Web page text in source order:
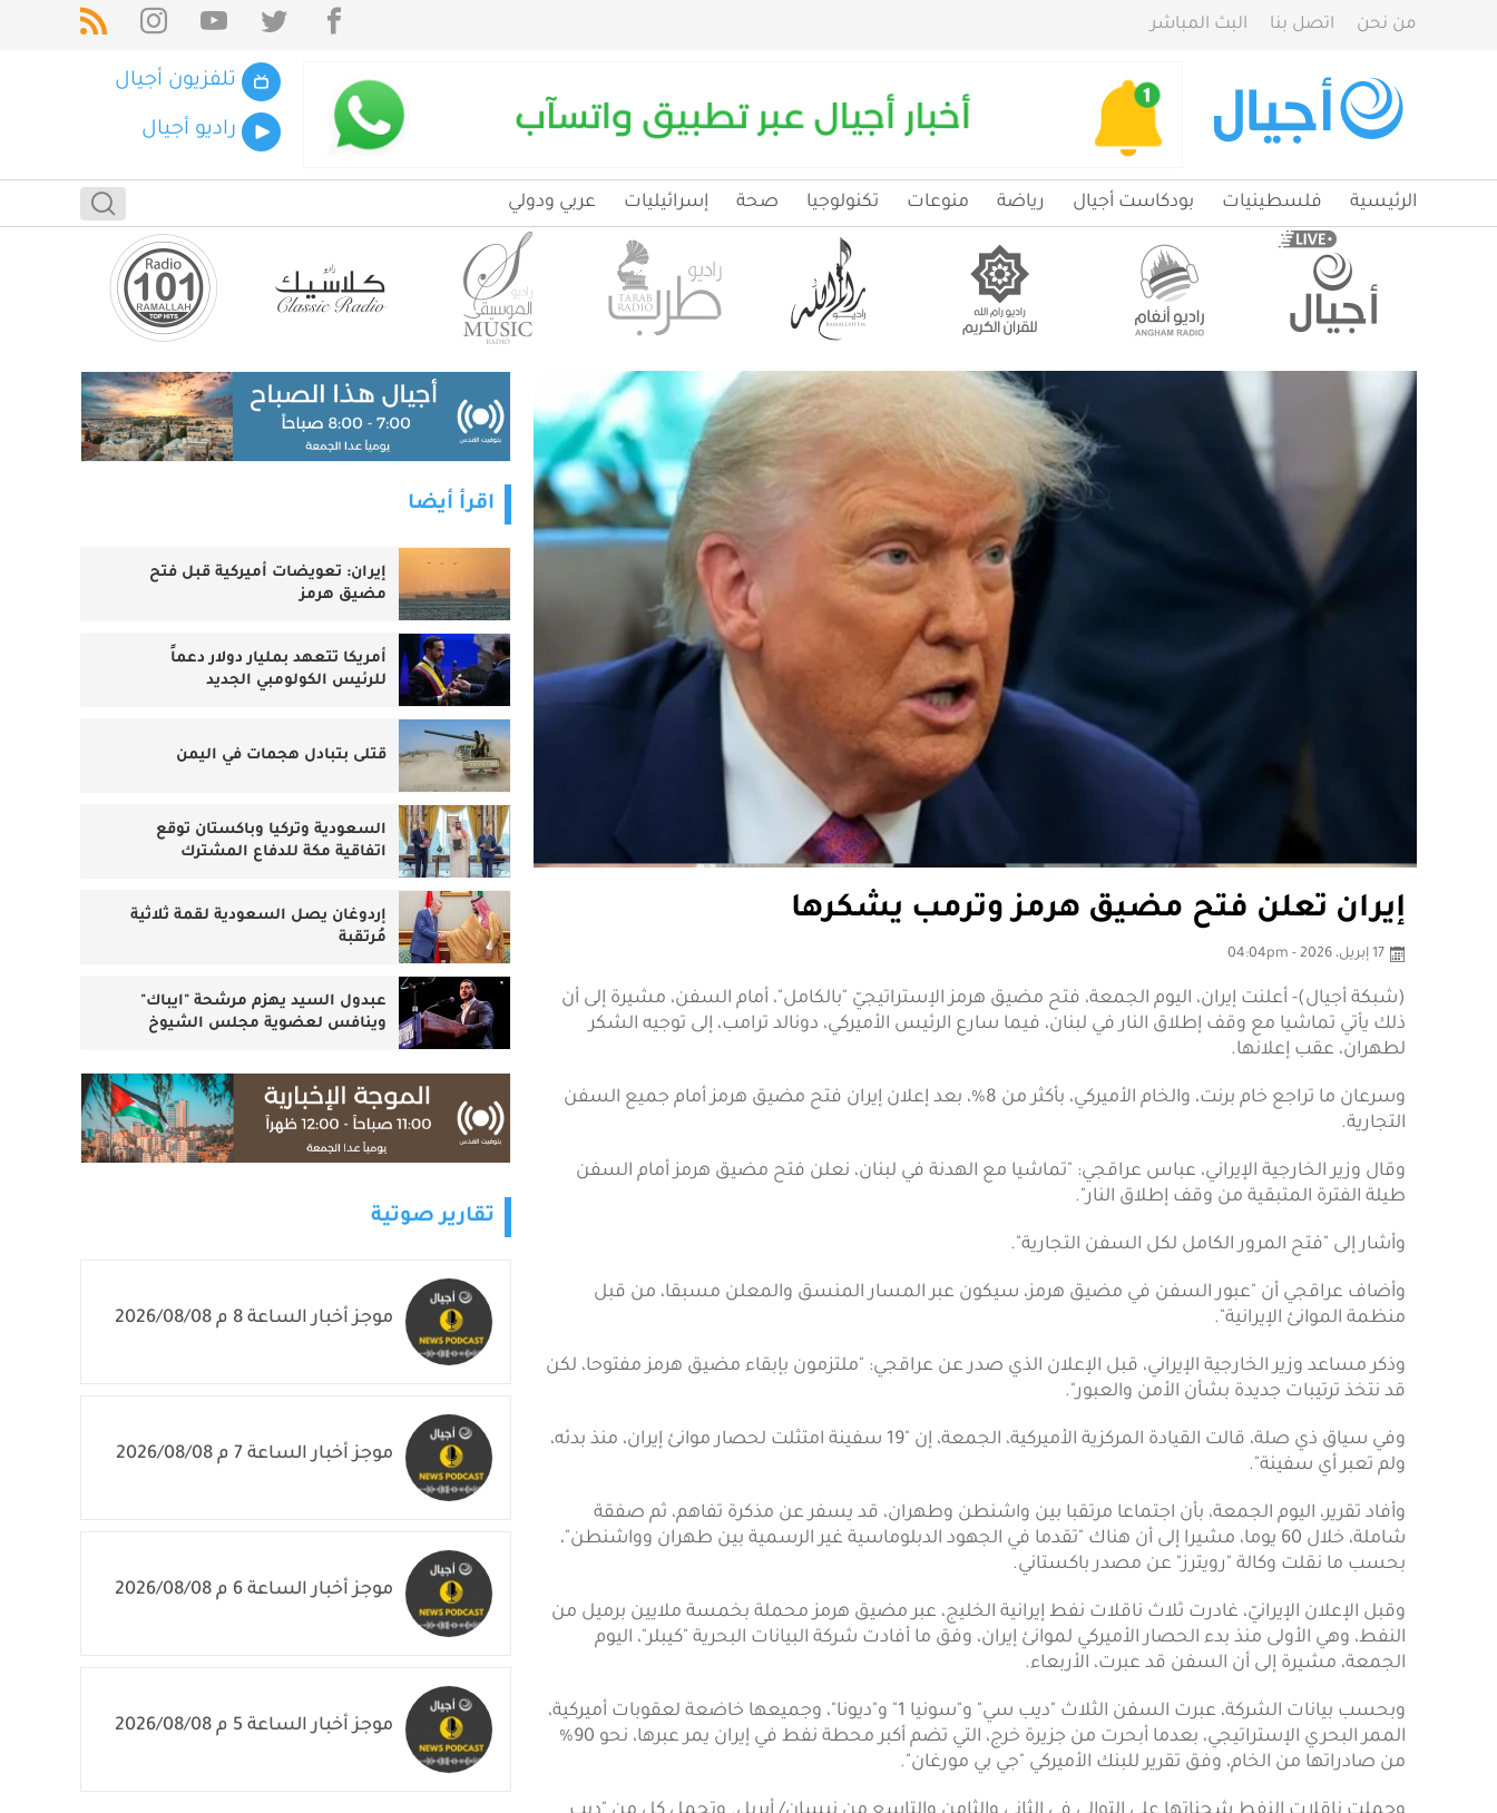
من نحن اتصل بنا البث المباشر
تلفزيون أجيال
راديو أجيال
الرئيسية فلسطينيات بودكاست أجيال رياضة منوعات تكنولوجيا صحة إسرائيليات عربي ودولي
إيران تعلن فتح مضيق هرمز وترمب يشكرها
17 إبريل، 2026 - 04:04pm
(شبكة أجيال)- أعلنت إيران، اليوم الجمعة، فتح مضيق هرمز الإستراتيجيّ "بالكامل"، أمام السفن، مشيرة إلى أن
ذلك يأتي تماشيا مع وقف إطلاق النار في لبنان، فيما سارع الرئيس الأميركي، دونالد ترامب، إلى توجيه الشكر
لطهران، عقب إعلانها.
وسرعان ما تراجع خام برنت، والخام الأميركي، بأكثر من 8%، بعد إعلان إيران فتح مضيق هرمز أمام جميع السفن
التجارية.
وقال وزير الخارجية الإيراني، عباس عراقجي: "تماشيا مع الهدنة في لبنان، نعلن فتح مضيق هرمز أمام السفن
طيلة الفترة المتبقية من وقف إطلاق النار".
وأشار إلى "فتح المرور الكامل لكل السفن التجارية".
وأضاف عراقجي أن "عبور السفن في مضيق هرمز، سيكون عبر المسار المنسق والمعلن مسبقا، من قبل
منظمة الموانئ الإيرانية".
وذكر مساعد وزير الخارجية الإيراني، قبل الإعلان الذي صدر عن عراقجي: "ملتزمون بإبقاء مضيق هرمز مفتوحا، لكن
قد نتخذ ترتيبات جديدة بشأن الأمن والعبور".
وفي سياق ذي صلة، قالت القيادة المركزية الأميركية، الجمعة، إن "19 سفينة امتثلت لحصار موانئ إيران، منذ بدئه،
ولم تعبر أي سفينة".
وأفاد تقرير، اليوم الجمعة، بأن اجتماعا مرتقبا بين واشنطن وطهران، قد يسفر عن مذكرة تفاهم، ثم صفقة
شاملة، خلال 60 يوما، مشيرا إلى أن هناك "تقدما في الجهود الدبلوماسية غير الرسمية بين طهران وواشنطن"،
بحسب ما نقلت وكالة "رويترز" عن مصدر باكستاني.
وقبل الإعلان الإيرانيّ، غادرت ثلاث ناقلات نفط إيرانية الخليج، عبر مضيق هرمز محملة بخمسة ملايين برميل من
النفط، وهي الأولى منذ بدء الحصار الأميركي لموانئ إيران، وفق ما أفادت شركة البيانات البحرية "كيبلر"، اليوم
الجمعة، مشيرة إلى أن السفن قد عبرت، الأربعاء.
وبحسب بيانات الشركة، عبرت السفن الثلاث "ديب سي" و"سونيا 1" و"ديونا"، وجميعها خاضعة لعقوبات أميركية،
الممر البحري الإستراتيجي، بعدما أبحرت من جزيرة خرج، التي تضم أكبر محطة نفط في إيران يمر عبرها، نحو 90%
من صادراتها من الخام، وفق تقرير للبنك الأميركي "جي بي مورغان".
اقرأ أيضا
إيران: تعويضات أميركية قبل فتح
مضيق هرمز
أمريكا تتعهد بمليار دولار دعماً
للرئيس الكولومبي الجديد
قتلى بتبادل هجمات في اليمن
السعودية وتركيا وباكستان توقع
اتفاقية مكة للدفاع المشترك
إردوغان يصل السعودية لقمة ثلاثية
مُرتقبة
عبدول السيد يهزم مرشحة "ايباك"
وينافس لعضوية مجلس الشيوخ
تقارير صوتية
موجز أخبار الساعة 8 م 2026/08/08
موجز أخبار الساعة 7 م 2026/08/08
موجز أخبار الساعة 6 م 2026/08/08
موجز أخبار الساعة 5 م 2026/08/08